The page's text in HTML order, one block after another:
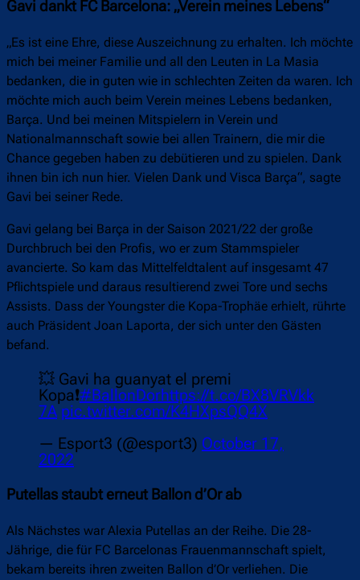
Gavi dankt FC Barcelona: „Verein meines Lebens“
„Es ist eine Ehre, diese Auszeichnung zu erhalten. Ich möchte
mich bei meiner Familie und all den Leuten in La Masia
bedanken, die in guten wie in schlechten Zeiten da waren. Ich
möchte mich auch beim Verein meines Lebens bedanken,
Barça. Und bei meinen Mitspielern in Verein und
Nationalmannschaft sowie bei allen Trainern, die mir die
Chance gegeben haben zu debütieren und zu spielen. Dank
ihnen bin ich nun hier. Vielen Dank und Visca Barça“, sagte
Gavi bei seiner Rede.
Gavi gelang bei Barça in der Saison 2021/22 der große
Durchbruch bei den Profis, wo er zum Stammspieler
avancierte. So kam das Mittelfeldtalent auf insgesamt 47
Pflichtspiele und daraus resultierend zwei Tore und sechs
Assists. Dass der Youngster die Kopa-Trophäe erhielt, rührte
auch Präsident Joan Laporta, der sich unter den Gästen
befand.
💥 Gavi ha guanyat el premi
Kopa❗#BallonDorhttps://t.co/BX8VRVkk
7A pic.twitter.com/K4HXpsQQ4X
— Esport3 (@esport3) October 17,
2022
Putellas staubt erneut Ballon d’Or ab
Als Nächstes war Alexia Putellas an der Reihe. Die 28-
Jährige, die für FC Barcelonas Frauenmannschaft spielt,
bekam bereits ihren zweiten Ballon d’Or verliehen. Die